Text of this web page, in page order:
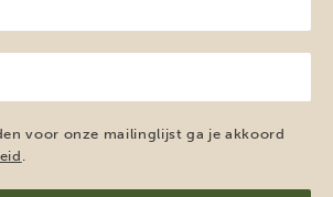
voor onze mailinglijst ga je akkoord